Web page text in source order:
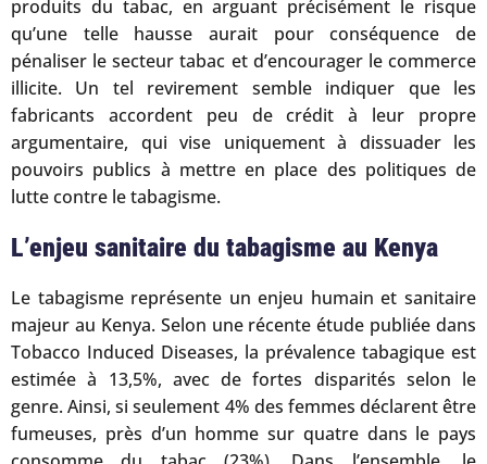
produits du tabac, en arguant précisément le risque
qu’une telle hausse aurait pour conséquence de
pénaliser le secteur tabac et d’encourager le commerce
illicite. Un tel revirement semble indiquer que les
fabricants accordent peu de crédit à leur propre
argumentaire, qui vise uniquement à dissuader les
pouvoirs publics à mettre en place des politiques de
lutte contre le tabagisme.
L’enjeu sanitaire du tabagisme au Kenya
Le tabagisme représente un enjeu humain et sanitaire
majeur au Kenya. Selon une récente étude publiée dans
Tobacco Induced Diseases, la prévalence tabagique est
estimée à 13,5%, avec de fortes disparités selon le
genre. Ainsi, si seulement 4% des femmes déclarent être
fumeuses, près d’un homme sur quatre dans le pays